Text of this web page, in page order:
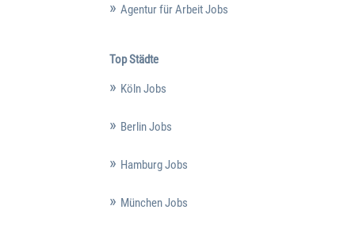
Agentur für Arbeit Jobs
Top Städte
Köln Jobs
Berlin Jobs
Hamburg Jobs
München Jobs